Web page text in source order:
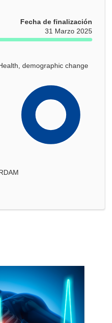
Fecha de finalización
31 Marzo 2025
demographic change